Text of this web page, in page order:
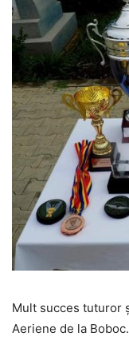
Mult succes tuturor
Aeriene de la Boboc.